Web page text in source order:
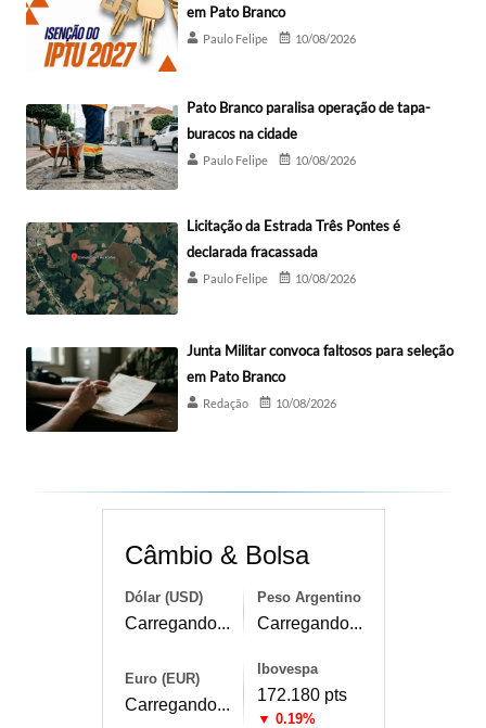
em Pato Branco
Paulo Felipe 10/08/2026
Pato Branco paralisa operação de tapa-
buracos na cidade
Paulo Felipe 10/08/2026
Licitação da Estrada Três Pontes é
declarada fracassada
Paulo Felipe 10/08/2026
Junta Militar convoca faltosos para seleção
em Pato Branco
Redação 10/08/2026
Câmbio & Bolsa
Dólar (USD)
Carregando...
Peso Argentino
Carregando...
Euro (EUR)
Carregando...
Ibovespa
172.180 pts
▼ 0.19%